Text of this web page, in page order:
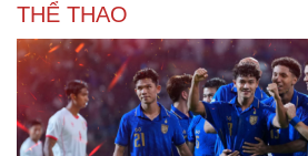
THỂ THAO